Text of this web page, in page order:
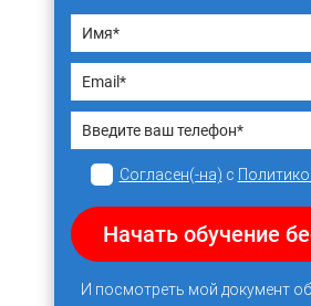
Согласен(-на) с
Начать обучение
И посмотреть мой документ